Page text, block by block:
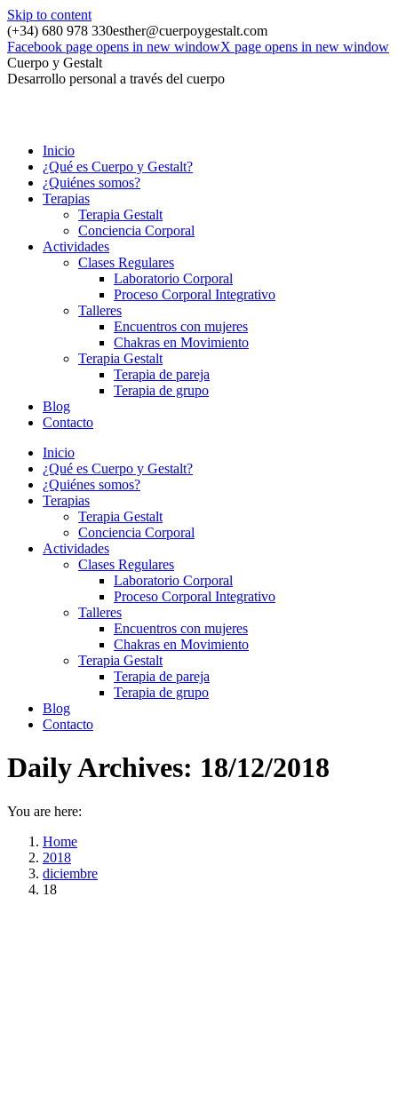
Skip to content
(+34) 680 978 330esther@cuerpoygestalt.com
Facebook page opens in new windowX page opens in new window
Cuerpo y Gestalt
Desarrollo personal a través del cuerpo
Inicio
¿Qué es Cuerpo y Gestalt?
¿Quiénes somos?
Terapias
Terapia Gestalt
Conciencia Corporal
Actividades
Clases Regulares
Laboratorio Corporal
Proceso Corporal Integrativo
Talleres
Encuentros con mujeres
Chakras en Movimiento
Terapia Gestalt
Terapia de pareja
Terapia de grupo
Blog
Contacto
Inicio
¿Qué es Cuerpo y Gestalt?
¿Quiénes somos?
Terapias
Terapia Gestalt
Conciencia Corporal
Actividades
Clases Regulares
Laboratorio Corporal
Proceso Corporal Integrativo
Talleres
Encuentros con mujeres
Chakras en Movimiento
Terapia Gestalt
Terapia de pareja
Terapia de grupo
Blog
Contacto
Daily Archives: 18/12/2018
You are here:
Home
2018
diciembre
18